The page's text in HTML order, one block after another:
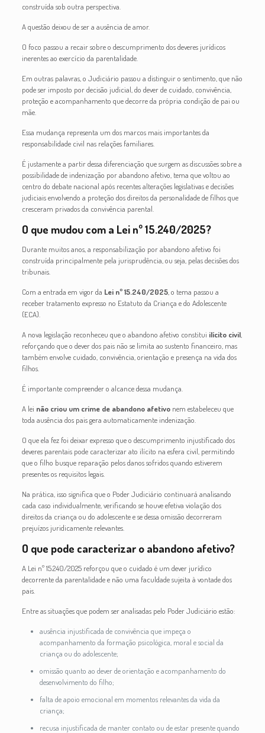
construída sob outra perspectiva.
A questão deixou de ser a ausência de amor.
O foco passou a recair sobre o descumprimento dos deveres jurídicos
inerentes ao exercício da parentalidade.
Em outras palavras, o Judiciário passou a distinguir o sentimento, que não
pode ser imposto por decisão judicial, do dever de cuidado, convivência,
proteção e acompanhamento que decorre da própria condição de pai ou
mãe.
Essa mudança representa um dos marcos mais importantes da
responsabilidade civil nas relações familiares.
É justamente a partir dessa diferenciação que surgem as discussões sobre a
possibilidade de indenização por abandono afetivo, tema que voltou ao
centro do debate nacional após recentes alterações legislativas e decisões
judiciais envolvendo a proteção dos direitos da personalidade de filhos que
cresceram privados da convivência parental.
O que mudou com a Lei nº 15.240/2025?
Durante muitos anos, a responsabilização por abandono afetivo foi
construída principalmente pela jurisprudência, ou seja, pelas decisões dos
tribunais.
Com a entrada em vigor da Lei nº 15.240/2025 , o tema passou a
receber tratamento expresso no Estatuto da Criança e do Adolescente
(ECA).
A nova legislação reconheceu que o abandono afetivo constitui ilícito civil
reforçando que o dever dos pais não se limita ao sustento financeiro, mas
também envolve cuidado, convivência, orientação e presença na vida dos
filhos.
É importante compreender o alcance dessa mudança.
A lei não criou um crime de abandono afetivo nem estabeleceu que
toda ausência dos pais gera automaticamente indenização.
O que ela fez foi deixar expresso que o descumprimento injustificado dos
deveres parentais pode caracterizar ato ilícito na esfera civil, permitindo
que o filho busque reparação pelos danos sofridos quando estiverem
presentes os requisitos legais.
Na prática, isso significa que o Poder Judiciário continuará analisando
cada caso individualmente, verificando se houve efetiva violação dos
direitos da criança ou do adolescente e se dessa omissão decorreram
prejuízos juridicamente relevantes.
O que pode caracterizar o abandono afetivo?
A Lei nº 15.240/2025 reforçou que o cuidado é um dever jurídico
decorrente da parentalidade e não uma faculdade sujeita à vontade dos
pais.
Entre as situações que podem ser analisadas pelo Poder Judiciário estão:
ausência injustificada de convivência que impeça o
acompanhamento da formação psicológica, moral e social da
criança ou do adolescente;
omissão quanto ao dever de orientação e acompanhamento do
desenvolvimento do filho;
falta de apoio emocional em momentos relevantes da vida da
criança;
recusa injustificada de manter contato ou de estar presente quando